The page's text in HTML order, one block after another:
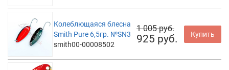
Колеблющаяся блесна
Smith Pure 6,5гр. №SN3
smith00-00008502
1 005 руб.
925 руб. Купить